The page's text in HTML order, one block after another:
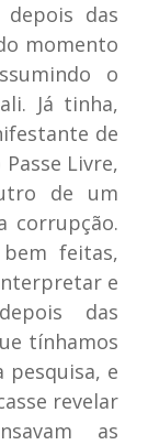
depois das
momento
o
Já tinha,
de
Livre,
de um
corrupção.
feitas,
e
das
tínhamos
pesquisa, e
revelar
as